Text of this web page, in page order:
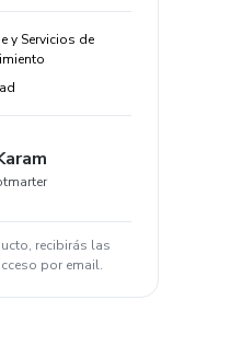
y Servicios de
recibirás las
por email.